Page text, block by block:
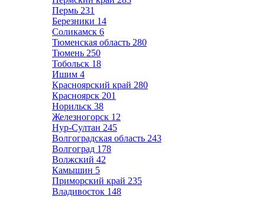
Пермь 231
Березники 14
Соликамск 6
Тюменская область 280
Тюмень 250
Тобольск 18
Ишим 4
Красноярский край 280
Красноярск 201
Норильск 38
Железногорск 12
Нур-Султан 245
Волгоградская область 243
Волгоград 178
Волжский 42
Камышин 5
Приморский край 235
Владивосток 148